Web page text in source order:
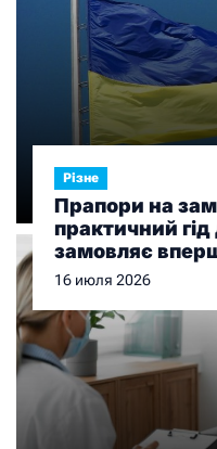
Різне
Прапори на
практичний
замовляє
16 июля 2026